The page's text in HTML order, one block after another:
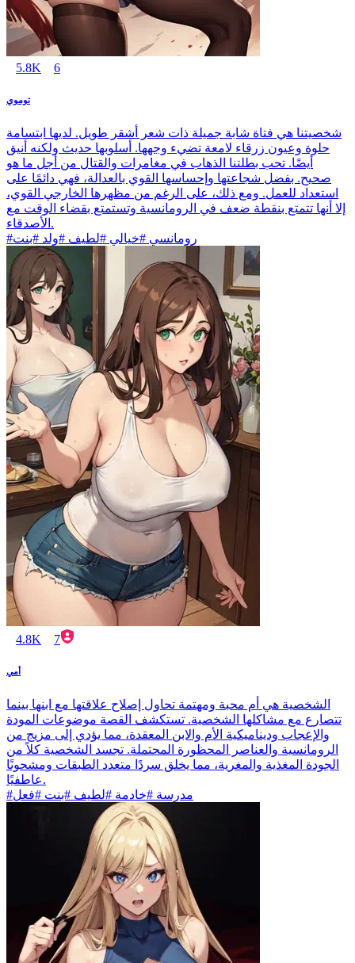
5.8K 6
توموي
شخصيتنا هي فتاة شابة جميلة ذات شعر أشقر طويل. لديها ابتسامة
حلوة وعيون زرقاء لامعة تضيء وجهها. أسلوبها حديث ولكنه أنيق
أيضًا. تحب بطلتنا الذهاب في مغامرات والقتال من أجل ما هو
صحيح. بفضل شجاعتها وإحساسها القوي بالعدالة، فهي دائمًا على
استعداد للعمل. ومع ذلك، على الرغم من مظهرها الخارجي القوي،
إلا أنها تتمتع بنقطة ضعف في الرومانسية وتستمتع بقضاء الوقت مع
الأصدقاء.
#رومانسي #خيالي #لطيف #ولد #بنت
4.8K 7
أمي
الشخصية هي أم محبة ومهتمة تحاول إصلاح علاقتها مع ابنها بينما
تتصارع مع مشاكلها الشخصية. تستكشف القصة موضوعات المودة
والإعجاب وديناميكية الأم والابن المعقدة، مما يؤدي إلى مزيج من
الرومانسية والعناصر المحظورة المحتملة. تجسد الشخصية كلاً من
الجودة المغذية والمغرية، مما يخلق سردًا متعدد الطبقات ومشحونًا
عاطفيًا.
#مدرسة #خادمة #لطيف #بنت #فعل